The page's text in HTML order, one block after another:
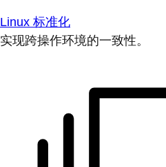
Linux 标准化
实现跨操作环境的一致性。